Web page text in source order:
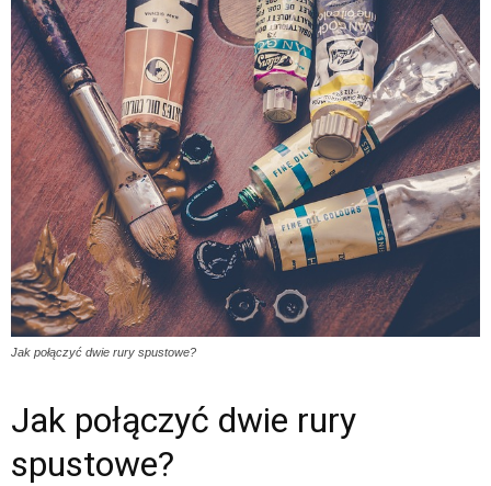
Jak połączyć dwie rury spustowe?
Jak połączyć dwie rury
spustowe?